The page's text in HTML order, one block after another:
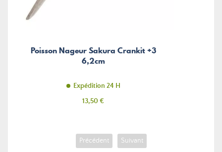
Poisson Nageur Sakura Crankit +3
6,2cm
Expédition 24 H
Prix
13,50 €
Précédent Suivant